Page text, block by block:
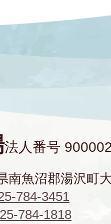
法人番号
南魚沼郡湯沢町
784-3451
784-1818